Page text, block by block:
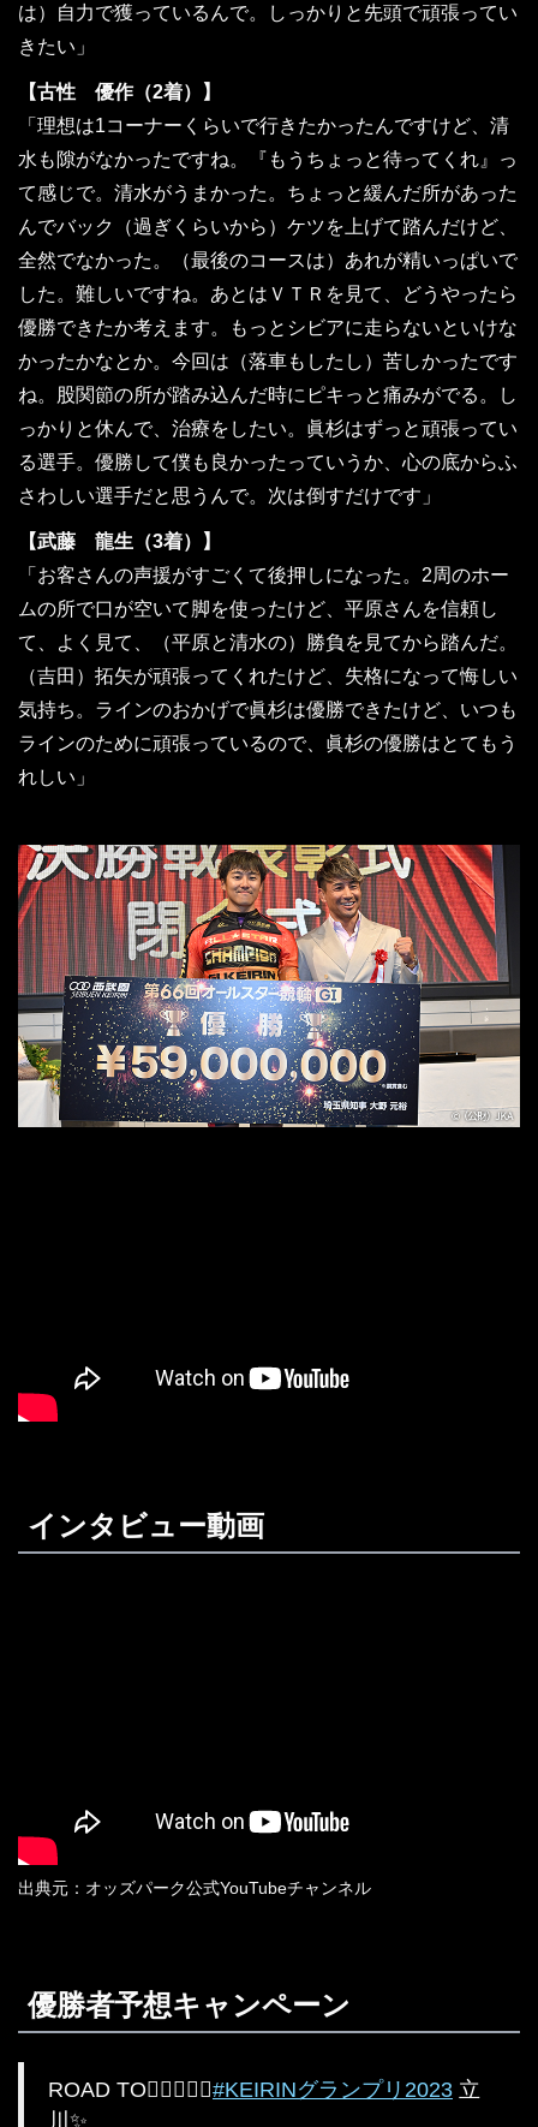
は）自力で獲っているんで。しっかりと先頭で頑張ってい
きたい」
【古性 優作（2着）】
「理想は1コーナーくらいで行きたかったんですけど、清
水も隙がなかったですね。『もうちょっと待ってくれ』っ
て感じで。清水がうまかった。ちょっと緩んだ所があった
んでバック（過ぎくらいから）ケツを上げて踏んだけど、
全然でなかった。（最後のコースは）あれが精いっぱいで
した。難しいですね。あとはＶＴＲを見て、どうやったら
優勝できたか考えます。もっとシビアに走らないといけな
かったかなとか。今回は（落車もしたし）苦しかったです
ね。股関節の所が踏み込んだ時にピキっと痛みがでる。し
っかりと休んで、治療をしたい。眞杉はずっと頑張ってい
る選手。優勝して僕も良かったっていうか、心の底からふ
さわしい選手だと思うんで。次は倒すだけです」
【武藤 龍生（3着）】
「お客さんの声援がすごくて後押しになった。2周のホー
ムの所で口が空いて脚を使ったけど、平原さんを信頼し
て、よく見て、（平原と清水の）勝負を見てから踏んだ。
（吉田）拓矢が頑張ってくれたけど、失格になって悔しい
気持ち。ラインのおかげで眞杉は優勝できたけど、いつも
ラインのために頑張っているので、眞杉の優勝はとてもう
れしい」
インタビュー動画
出典元：オッズパーク公式YouTubeチャンネル
優勝者予想キャンペーン
ROAD TO‍🚴‍♂️🚴🏻‍♀️#KEIRINグランプリ2023 立
川✨